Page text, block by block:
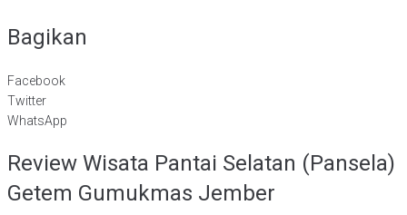
Bagikan
Facebook
Twitter
WhatsApp
Review Wisata Pantai Selatan (Pansela)
Getem Gumukmas Jember